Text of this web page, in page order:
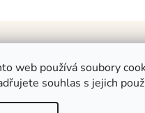
web používá soubory
souhlas s jejich